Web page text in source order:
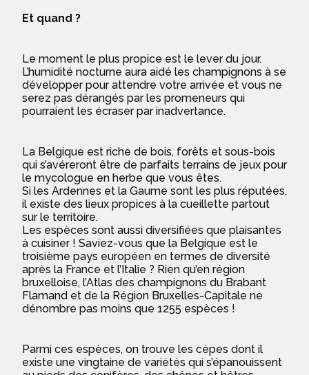
Et quand ?
Le moment le plus propice est le lever du jour.
L’humidité nocturne aura aidé les champignons à se
développer pour attendre votre arrivée et vous ne
serez pas dérangés par les promeneurs qui
pourraient les écraser par inadvertance.
La Belgique est riche de bois, forêts et sous-bois
qui s’avéreront être de parfaits terrains de jeux pour
le mycologue en herbe que vous êtes.
Si les Ardennes et la Gaume sont les plus réputées,
il existe des lieux propices à la cueillette partout
sur le territoire.
Les espèces sont aussi diversifiées que plaisantes
à cuisiner ! Saviez-vous que la Belgique est le
troisième pays européen en termes de diversité
après la France et l’Italie ? Rien qu’en région
bruxelloise, l’Atlas des champignons du Brabant
Flamand et de la Région Bruxelles-Capitale ne
dénombre pas moins que 1255 espèces !
Parmi ces espèces, on trouve les cèpes dont il
existe une vingtaine de variétés qui s’épanouissent